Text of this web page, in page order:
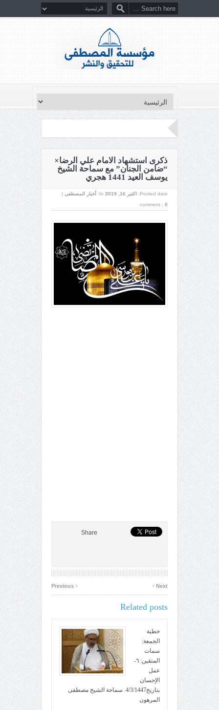
ذكرى استشهاد الامام علي الرضا×
“ضامن الجنان” مع سماحة الشيخ
يوسف العيد 1441 هجري
Posted date: اکتبر 16, 2019 In: أخبار المصطفى |
comment : 0
Share
‹ Next
›
Related posts
خطبة
الجمعة:
سمات
المتقين: ٦-
عمل
الإحسان
بتاريخ4/3/1447. سماحة الشيخ مصطفى
المرهون